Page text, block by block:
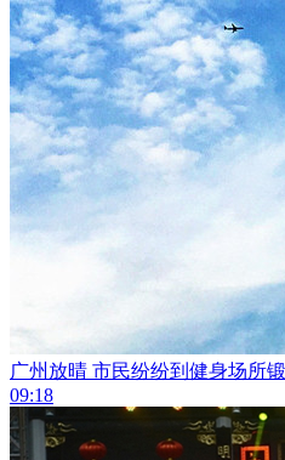
广州放晴 市民纷纷到健身场所
09:18